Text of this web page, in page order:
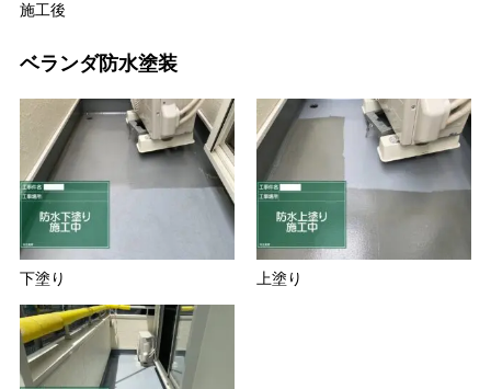
施工後
ベランダ防水塗装
下塗り 上塗り